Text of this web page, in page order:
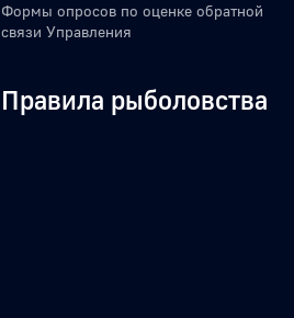
Формы опросов по оценке обратной
связи Управления
Правила рыболовства